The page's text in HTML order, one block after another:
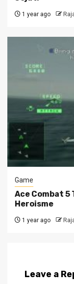
1 year ago
Game
Ace Combat 5
Heroisme
1 year ago
Leave a